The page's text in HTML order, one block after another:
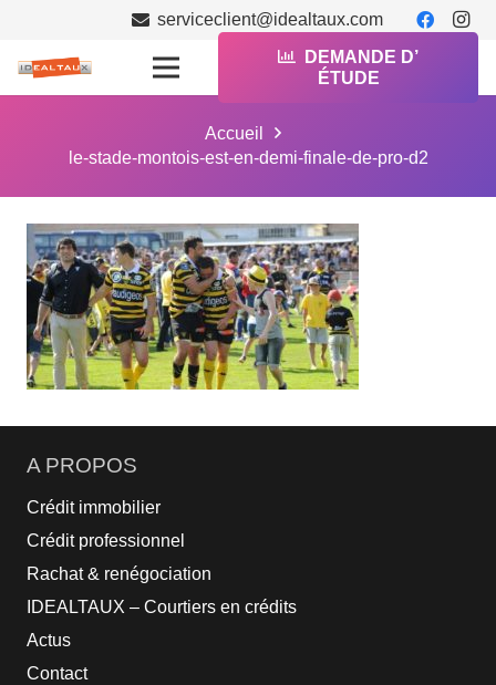
serviceclient@idealtaux.com
DEMANDE D’
ÉTUDE
Accueil
le-stade-montois-est-en-demi-finale-de-pro-d2
A PROPOS
Crédit immobilier
Crédit professionnel
Rachat & renégociation
IDEALTAUX – Courtiers en crédits
Actus
Contact